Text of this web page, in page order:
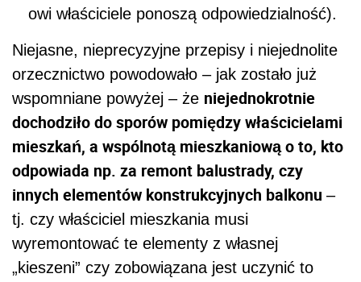
owi właściciele ponoszą odpowiedzialność).
Niejasne, nieprecyzyjne przepisy i niejednolite
orzecznictwo powodowało – jak zostało już
wspomniane powyżej – że niejednokrotnie
dochodziło do sporów pomiędzy właścicielami
mieszkań, a wspólnotą mieszkaniową o to, kto
odpowiada np. za remont balustrady, czy
innych elementów konstrukcyjnych balkonu –
tj. czy właściciel mieszkania musi
wyremontować te elementy z własnej
„kieszeni” czy zobowiązana jest uczynić to